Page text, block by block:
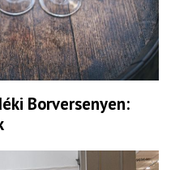
Borversenyen: